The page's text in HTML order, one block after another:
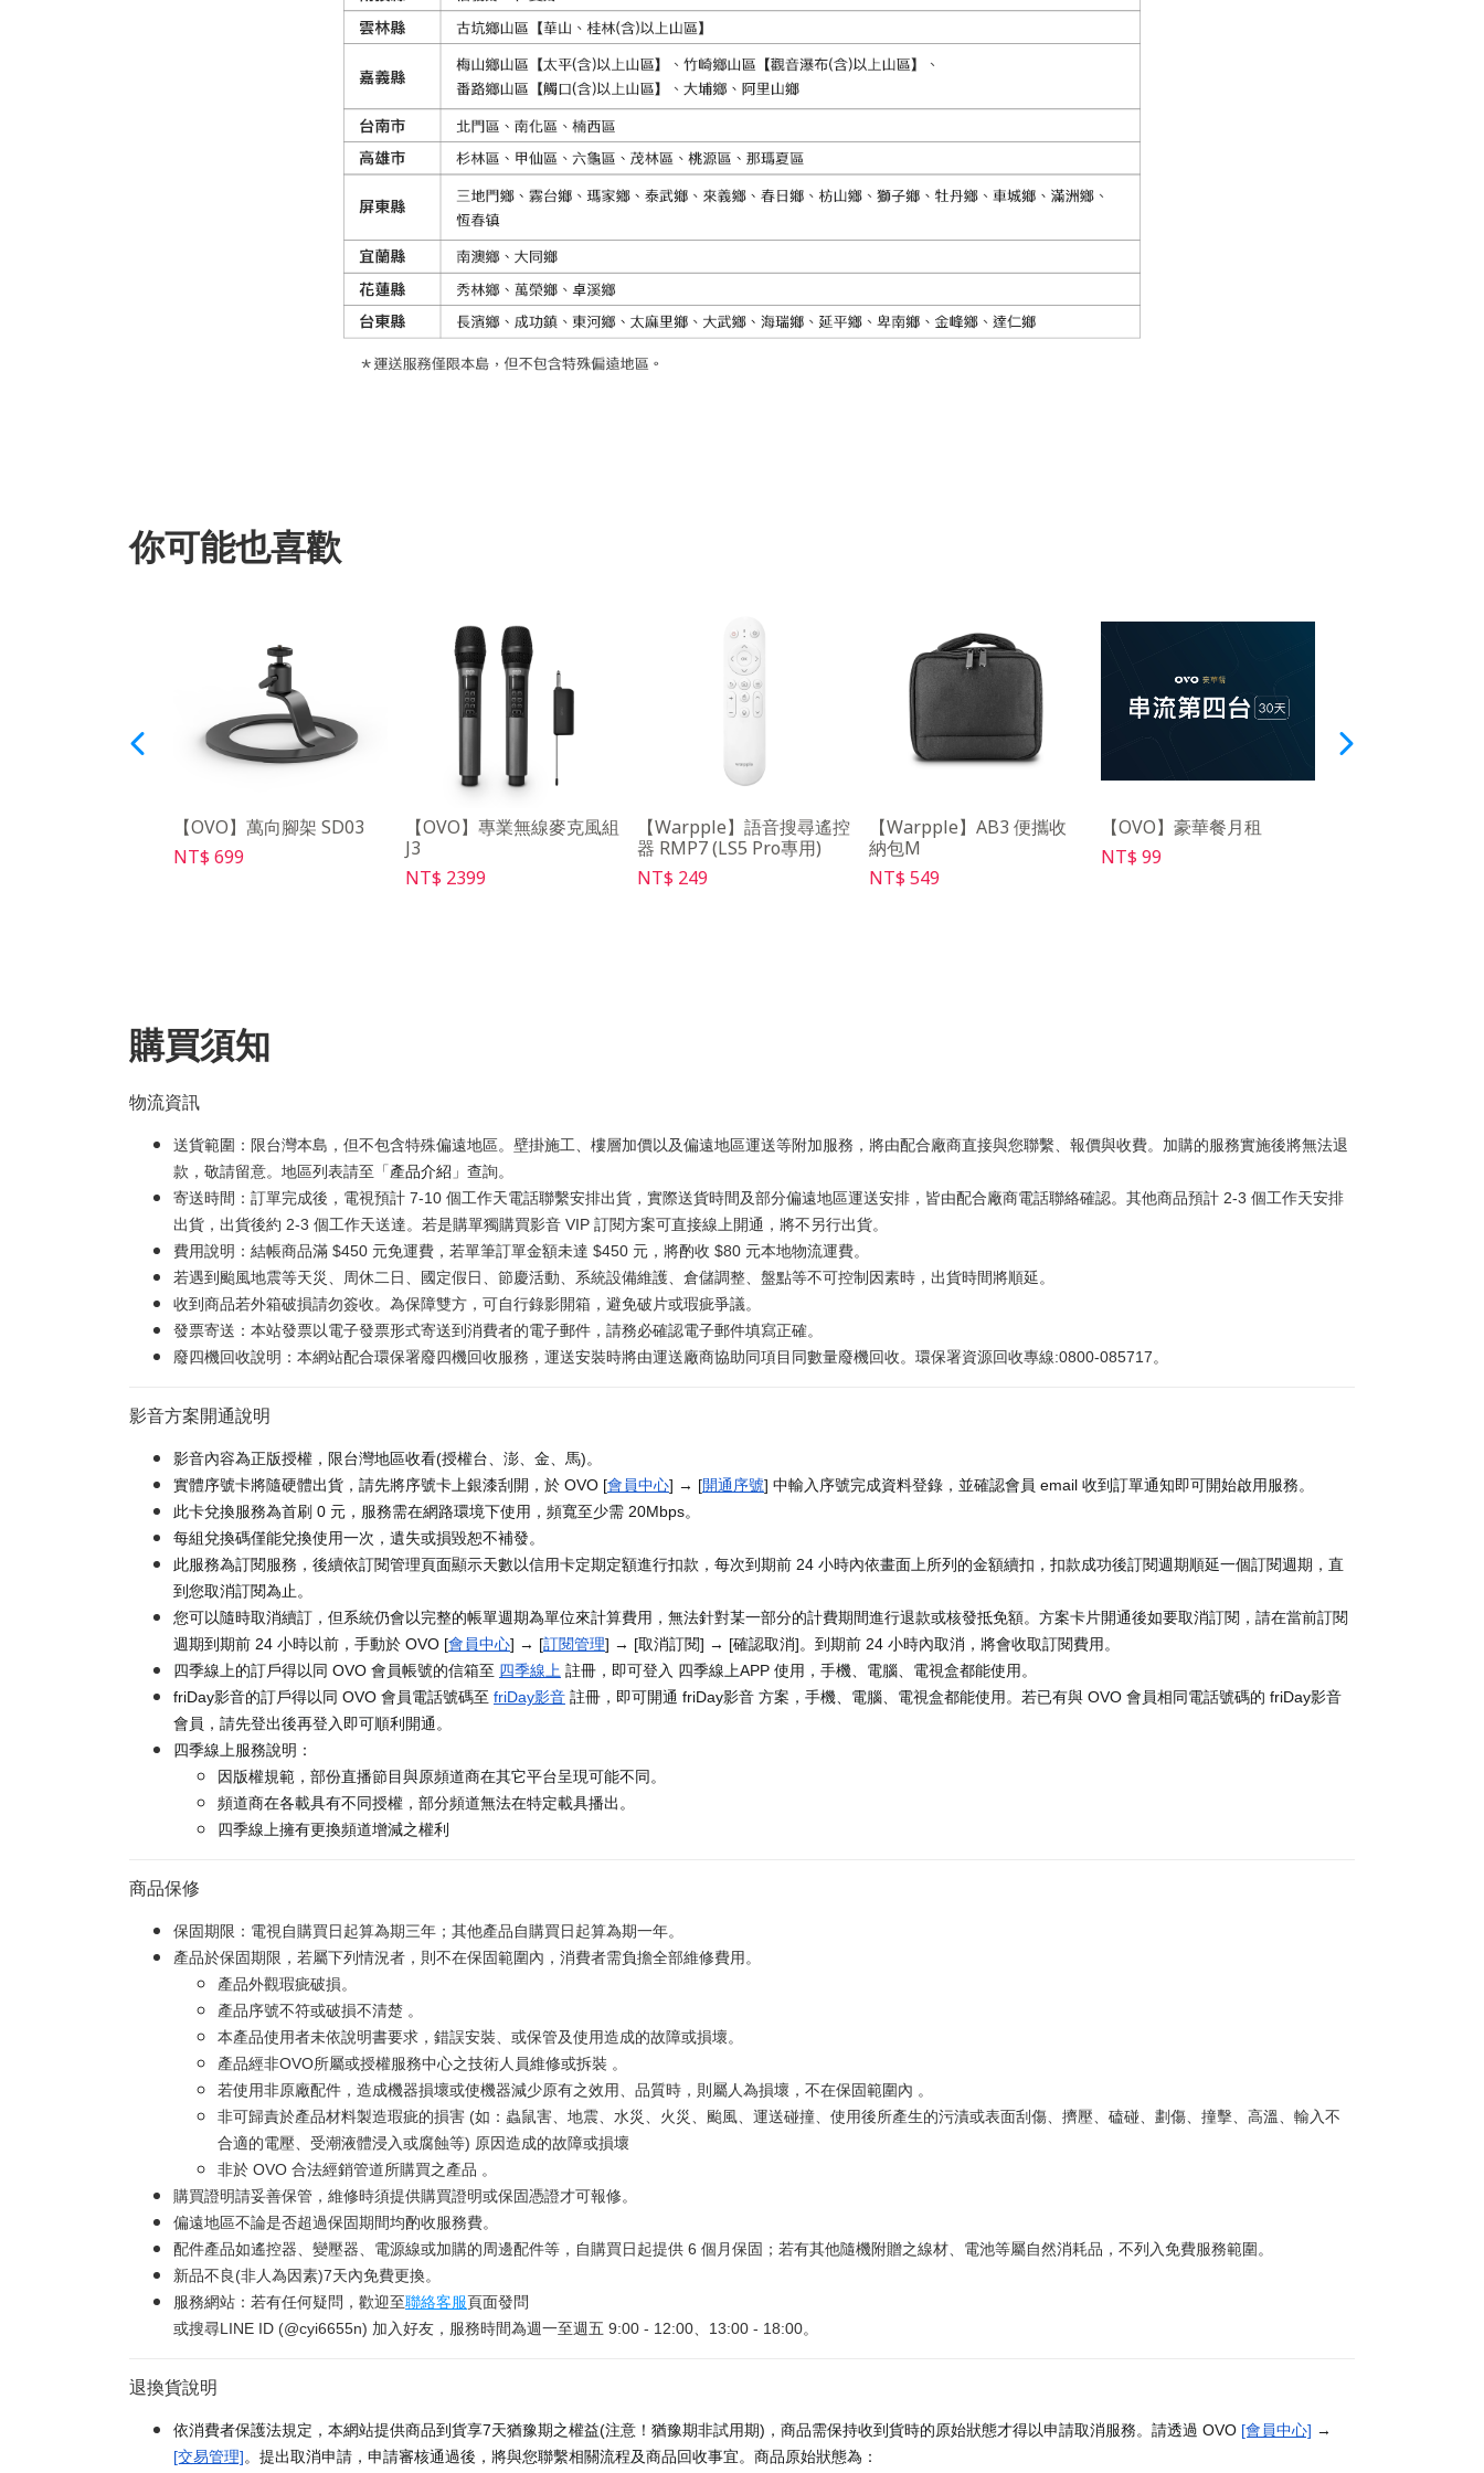
你可能也喜歡
【OVO】萬向腳架 SD03
NT$ 699
【OVO】專業無線麥克風組
J3
NT$ 2399
【Warpple】語音搜尋遙控
器 RMP7 (LS5 Pro專用)
NT$ 249
【Warpple】AB3 便攜收
納包M
NT$ 549
【OVO】豪華餐月租
NT$ 99
購買須知
物流資訊
送貨範圍：限台灣本島，但不包含特殊偏遠地區。壁掛施工、樓層加價以及偏遠地區運送等附加服務，將由配合廠商直接與您聯繫、報價與收費。加購的服務實施後將無法退
款，敬請留意。地區列表請至「產品介紹 」查詢。
寄送時間：訂單完成後，電視預計 7-10 個工作天電話聯繫安排出貨，實際送貨時間及部分偏遠地區運送安排，皆由配合廠商電話聯絡確認。其他商品預計 2-3 個工作天安排
出貨，出貨後約 2-3 個工作天送達。若是購單獨購買影音 VIP 訂閱方案可直接線上開通，將不另行出貨。
費用說明：結帳商品滿 $450 元免運費，若單筆訂單金額未達 $450 元，將酌收 $80 元本地物流運費。
若遇到颱風地震等天災、周休二日、國定假日、節慶活動、系統設備維護、倉儲調整、盤點等不可控制因素時，出貨時間將順延。
收到商品若外箱破損請勿簽收。為保障雙方，可自行錄影開箱，避免破片或瑕疵爭議。
發票寄送：本站發票以電子發票形式寄送到消費者的電子郵件，請務必確認電子郵件填寫正確。
廢四機回收說明：本網站配合環保署廢四機回收服務，運送安裝時將由運送廠商協助同項目同數量廢機回收。環保署資源回收專線:0800-085717。
影音方案開通說明
影音內容為正版授權，限台灣地區收看(授權台、澎、金、馬)。
實體序號卡將隨硬體出貨，請先將序號卡上銀漆刮開，於 OVO [會員中心] → [開通序號] 中輸入序號完成資料登錄，並確認會員 email 收到訂單通知即可開始啟用服務。
此卡兌換服務為首刷 0 元，服務需在網路環境下使用，頻寬至少需 20Mbps。
每組兌換碼僅能兌換使用一次，遺失或損毀恕不補發。
此服務為訂閱服務，後續依訂閱管理頁面顯示天數以信用卡定期定額進行扣款，每次到期前 24 小時內依畫面上所列的金額續扣，扣款成功後訂閱週期順延一個訂閱週期，直
到您取消訂閱為止。
您可以隨時取消續訂，但系統仍會以完整的帳單週期為單位來計算費用，無法針對某一部分的計費期間進行退款或核發抵免額。方案卡片開通後如要取消訂閱，請在當前訂閱
週期到期前 24 小時以前，手動於 OVO [會員中心] → [訂閱管理] → [取消訂閱] → [確認取消]。到期前 24 小時內取消，將會收取訂閱費用。
四季線上的訂戶得以同 OVO 會員帳號的信箱至 四季線上 註冊，即可登入 四季線上APP 使用，手機、電腦、電視盒都能使用。
friDay影音的訂戶得以同 OVO 會員電話號碼至 friDay影音 註冊，即可開通 friDay影音 方案，手機、電腦、電視盒都能使用。若已有與 OVO 會員相同電話號碼的 friDay影音
會員，請先登出後再登入即可順利開通。
四季線上服務說明：
因版權規範，部份直播節目與原頻道商在其它平台呈現可能不同。
頻道商在各載具有不同授權，部分頻道無法在特定載具播出。
四季線上擁有更換頻道增減之權利
商品保修
保固期限：電視自購買日起算為期三年；其他產品自購買日起算為期一年。
產品於保固期限，若屬下列情況者，則不在保固範圍內，消費者需負擔全部維修費用。
產品外觀瑕疵破損。
產品序號不符或破損不清楚 。
本產品使用者未依說明書要求，錯誤安裝、或保管及使用造成的故障或損壞。
產品經非OVO所屬或授權服務中心之技術人員維修或拆裝 。
若使用非原廠配件，造成機器損壞或使機器減少原有之效用、品質時，則屬人為損壞，不在保固範圍內 。
非可歸責於產品材料製造瑕疵的損害 (如：蟲鼠害、地震、水災、火災、颱風、運送碰撞、使用後所產生的污漬或表面刮傷、擠壓、磕碰、劃傷、撞擊、高溫、輸入不
合適的電壓、受潮液體浸入或腐蝕等) 原因造成的故障或損壞
非於 OVO 合法經銷管道所購買之產品 。
購買證明請妥善保管，維修時須提供購買證明或保固憑證才可報修。
偏遠地區不論是否超過保固期間均酌收服務費。
配件產品如遙控器、變壓器、電源線或加購的周邊配件等，自購買日起提供 6 個月保固；若有其他隨機附贈之線材、電池等屬自然消耗品，不列入免費服務範圍。
新品不良(非人為因素)7天內免費更換。
服務網站：若有任何疑問，歡迎至聯絡客服頁面發問
或搜尋LINE ID (@cyi6655n) 加入好友，服務時間為週一至週五 9:00 - 12:00、13:00 - 18:00。
退換貨說明
依消費者保護法規定，本網站提供商品到貨享7天猶豫期之權益(注意！猶豫期非試用期)，商品需保持收到貨時的原始狀態才得以申請取消服務。請透過 OVO [會員中心] →
[交易管理]。提出取消申請，申請審核通過後，將與您聯繫相關流程及商品回收事宜。商品原始狀態為：